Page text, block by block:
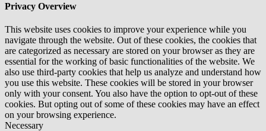
Privacy Overview
This website uses cookies to improve your experience while you
navigate through the website. Out of these cookies, the cookies that
are categorized as necessary are stored on your browser as they are
essential for the working of basic functionalities of the website. We
also use third-party cookies that help us analyze and understand how
you use this website. These cookies will be stored in your browser
only with your consent. You also have the option to opt-out of these
cookies. But opting out of some of these cookies may have an effect
on your browsing experience.
Necessary